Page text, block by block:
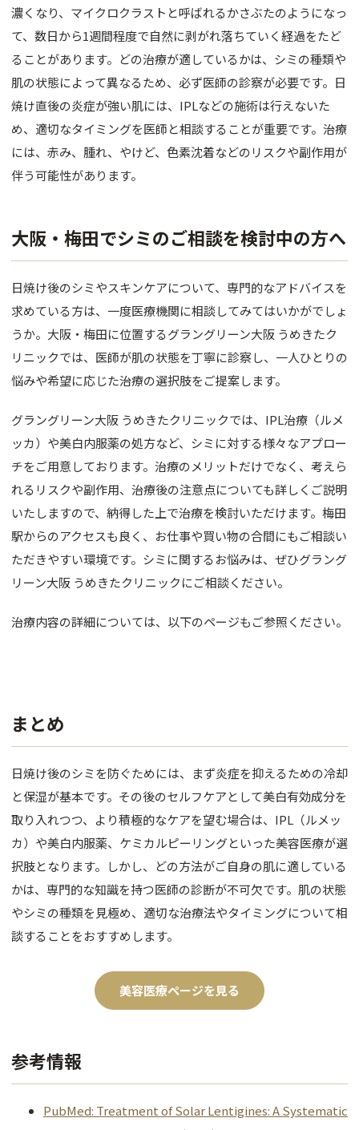
濃くなり、マイクロクラストと呼ばれるかさぶたのようになっ
て、数日から1週間程度で自然に剥がれ落ちていく経過をたど
ることがあります。どの治療が適しているかは、シミの種類や
肌の状態によって異なるため、必ず医師の診察が必要です。日
焼け直後の炎症が強い肌には、IPLなどの施術は行えないた
め、適切なタイミングを医師と相談することが重要です。治療
には、赤み、腫れ、やけど、色素沈着などのリスクや副作用が
伴う可能性があります。
大阪・梅田でシミのご相談を検討中の方へ
日焼け後のシミやスキンケアについて、専門的なアドバイスを
求めている方は、一度医療機関に相談してみてはいかがでしょ
うか。大阪・梅田に位置するグラングリーン大阪 うめきたク
リニックでは、医師が肌の状態を丁寧に診察し、一人ひとりの
悩みや希望に応じた治療の選択肢をご提案します。
グラングリーン大阪 うめきたクリニックでは、IPL治療（ルメ
ッカ）や美白内服薬の処方など、シミに対する様々なアプロー
チをご用意しております。治療のメリットだけでなく、考えら
れるリスクや副作用、治療後の注意点についても詳しくご説明
いたしますので、納得した上で治療を検討いただけます。梅田
駅からのアクセスも良く、お仕事や買い物の合間にもご相談い
ただきやすい環境です。シミに関するお悩みは、ぜひグラング
リーン大阪 うめきたクリニックにご相談ください。
治療内容の詳細については、以下のページもご参照ください。
まとめ
日焼け後のシミを防ぐためには、まず炎症を抑えるための冷却
と保湿が基本です。その後のセルフケアとして美白有効成分を
取り入れつつ、より積極的なケアを望む場合は、IPL（ルメッ
カ）や美白内服薬、ケミカルピーリングといった美容医療が選
択肢となります。しかし、どの方法がご自身の肌に適している
かは、専門的な知識を持つ医師の診断が不可欠です。肌の状態
やシミの種類を見極め、適切な治療法やタイミングについて相
談することをおすすめします。
美容医療ページを見る
参考情報
PubMed: Treatment of Solar Lentigines: A Systematic